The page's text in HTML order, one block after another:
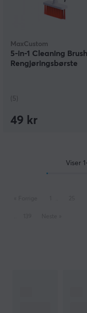
MaxCustom
5-in-1 Cleaning
Rengjøringsbørste
(5)
49 kr
Viser